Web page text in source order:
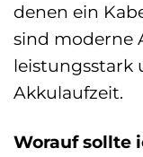
denen ein
sind moderne
leistungsstark
Akkulaufzeit.
Worauf sollte